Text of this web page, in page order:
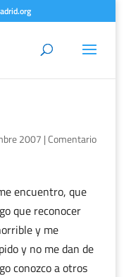
2007 |Comentario
encuentro, que
que reconocer
y me
y no me dan de
conozco a otros